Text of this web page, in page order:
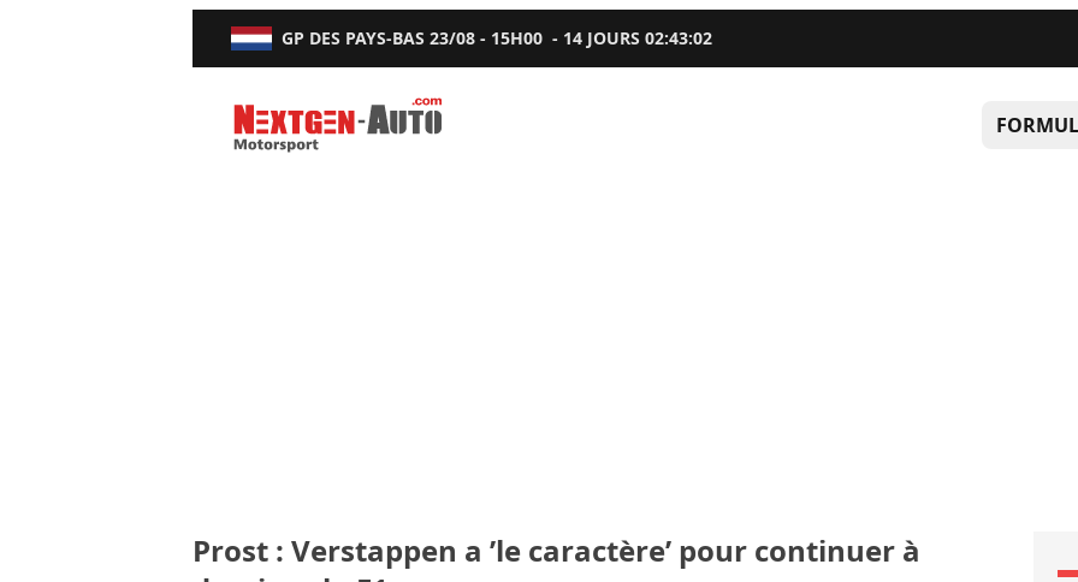
GP DES PAYS-BAS 23/08 - 15H00 - 14 JOURS02:43:01
Nextgen-Auto.com
Prost : Verstappen a ’le caractère’ pour continuer à